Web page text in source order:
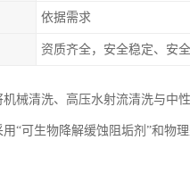
依据需求
资质齐全，安全稳定、安
械清洗、高压水射流清洗与中
“可生物降解缓蚀阻垢剂”和物